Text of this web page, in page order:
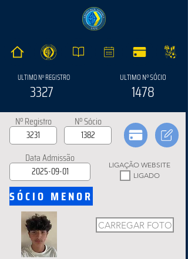
ULTIMO Nº REGISTRO
3327
ULTIMO Nº SÓCIO
1478
Nº Registro Nº Sócio
Data Admissão
LIGAÇÃO WEBSITE
LIGADO
SÓCIO MENOR
CARREGAR FOTO